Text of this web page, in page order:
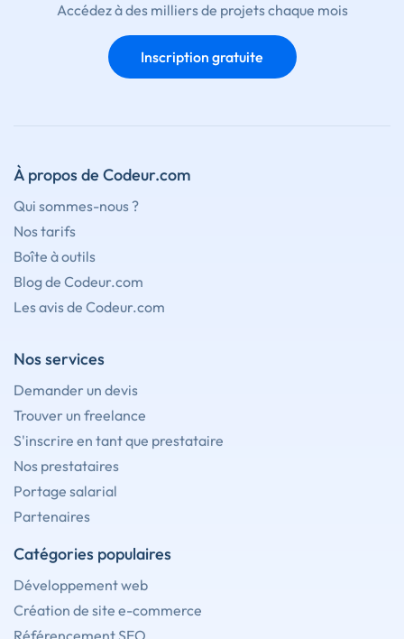
Accédez à des milliers de projets chaque mois
Inscription gratuite
À propos de Codeur.com
Qui sommes-nous ?
Nos tarifs
Boîte à outils
Blog de Codeur.com
Les avis de Codeur.com
Nos services
Demander un devis
Trouver un freelance
S'inscrire en tant que prestataire
Nos prestataires
Portage salarial
Partenaires
Catégories populaires
Développement web
Création de site e-commerce
Référencement SEO